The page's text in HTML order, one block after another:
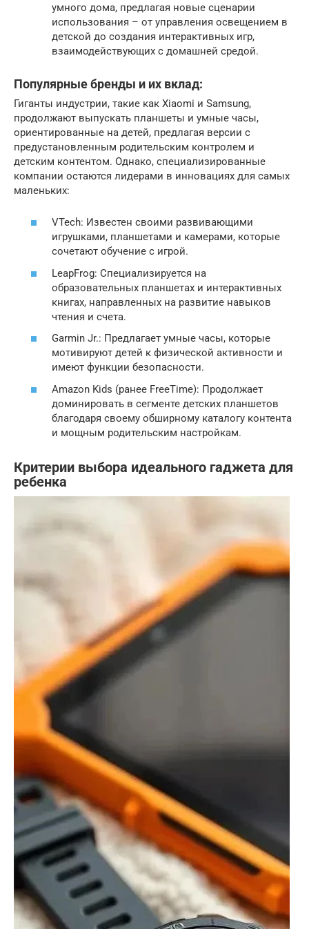
умного дома, предлагая новые сценарии
использования – от управления освещением в
детской до создания интерактивных игр,
взаимодействующих с домашней средой.
Популярные бренды и их вклад:
Гиганты индустрии, такие как Xiaomi и Samsung,
продолжают выпускать планшеты и умные часы,
ориентированные на детей, предлагая версии с
предустановленным родительским контролем и
детским контентом. Однако, специализированные
компании остаются лидерами в инновациях для самых
маленьких:
VTech: Известен своими развивающими
игрушками, планшетами и камерами, которые
сочетают обучение с игрой.
LeapFrog: Специализируется на
образовательных планшетах и интерактивных
книгах, направленных на развитие навыков
чтения и счета.
Garmin Jr.: Предлагает умные часы, которые
мотивируют детей к физической активности и
имеют функции безопасности.
Amazon Kids (ранее FreeTime): Продолжает
доминировать в сегменте детских планшетов
благодаря своему обширному каталогу контента
и мощным родительским настройкам.
Критерии выбора идеального гаджета для
ребенка